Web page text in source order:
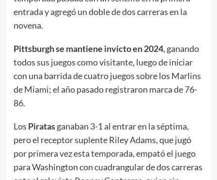
entrada y agregó un doble de dos carreras en la
novena.
Pittsburgh se mantiene invicto en 2024, ganando
todos sus juegos como visitante, luego de iniciar
con una barrida de cuatro juegos sobre los Marlins
de Miami; el año pasado registraron marca de 76-
86.
Los Piratasganaban 3-1 al entrar en la séptima,
pero el receptor suplente Riley Adams, que jugó
por primera vez esta temporada, empató el juego
para Washington con cuadrangular de dos carreras